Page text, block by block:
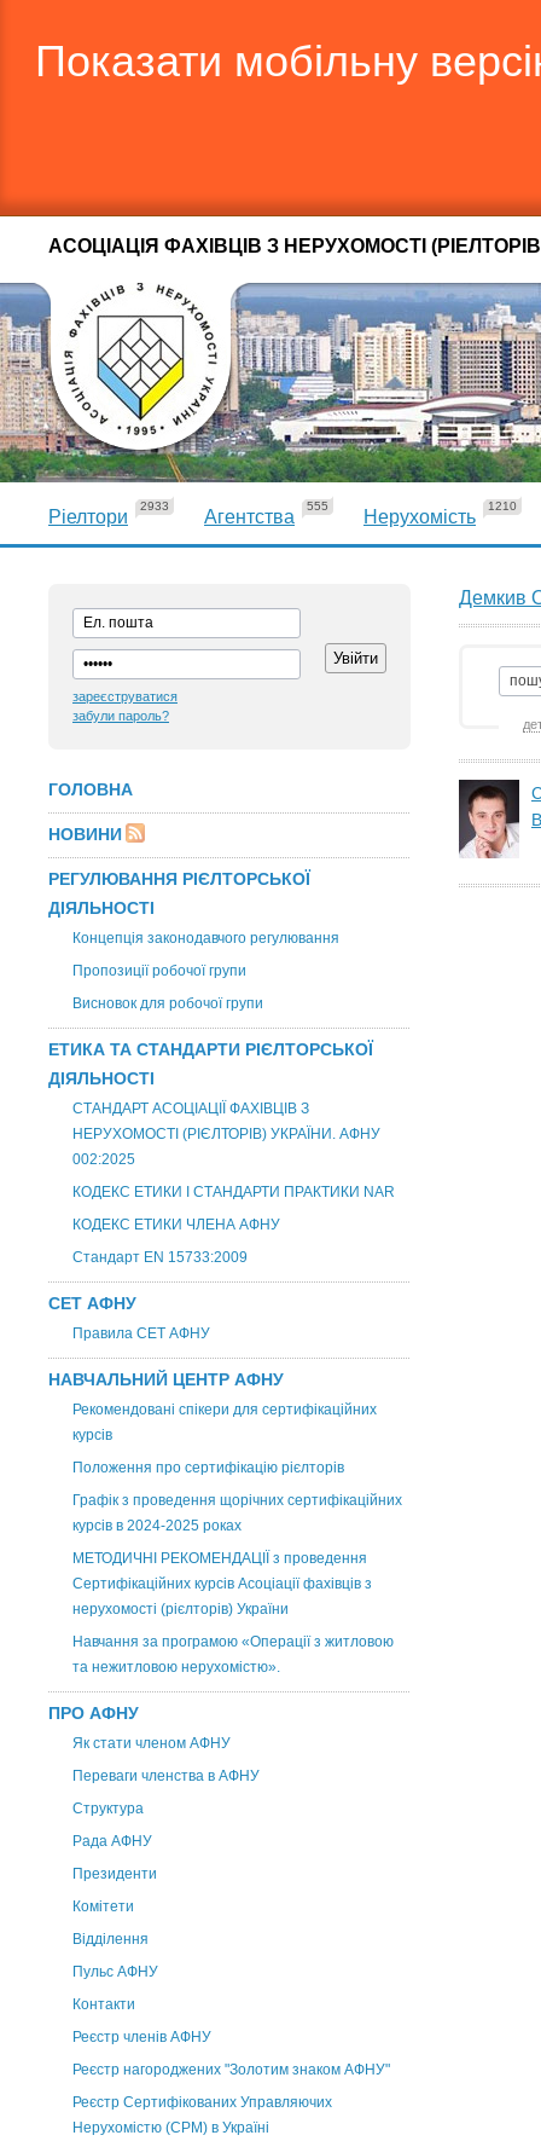
Показати мобільну
АСОЦІАЦІЯ ФАХІВЦІВ З НЕРУХОМОСТІ
Ріелтори
2933
Агентства
555
Нерухомість
1210
зареєструватися
забули пароль?
ГОЛОВНА
НОВИНИ
РЕГУЛЮВАННЯ РІЄЛТОРСЬКОЇ
ДІЯЛЬНОСТІ
Концепція законодавчого регулювання
Пропозиції робочої групи
Висновок для робочої групи
ЕТИКА ТА СТАНДАРТИ РІЄЛТОРСЬКОЇ
ДІЯЛЬНОСТІ
СТАНДАРТ АСОЦІАЦІЇ ФАХІВЦІВ З
НЕРУХОМОСТІ (РІЄЛТОРІВ) УКРАЇНИ. АФНУ
002:2025
КОДЕКС ЕТИКИ І СТАНДАРТИ ПРАКТИКИ NAR
КОДЕКС ЕТИКИ ЧЛЕНА АФНУ
Стандарт EN 15733:2009
СЕТ АФНУ
Правила СЕТ АФНУ
НАВЧАЛЬНИЙ ЦЕНТР АФНУ
Рекомендовані спікери для сертифікаційних
курсів
Положення про сертифікацію рієлторів
Графік з проведення щорічних сертифікаційних
курсів в 2024-2025 роках
МЕТОДИЧНІ РЕКОМЕНДАЦІЇ з проведення
Сертифікаційних курсів Асоціації фахівців з
нерухомості (рієлторів) України
Навчання за програмою «Операції з житловою
та нежитловою нерухомістю».
ПРО АФНУ
Як стати членом АФНУ
Переваги членства в АФНУ
Структура
Рада АФНУ
Президенти
Комітети
Відділення
Пульс АФНУ
Контакти
Реєстр членів АФНУ
Реєстр нагороджених "Золотим знаком АФНУ"
Реєстр Сертифікованих Управляючих
Нерухомістю (CPM) в Україні
Демкив